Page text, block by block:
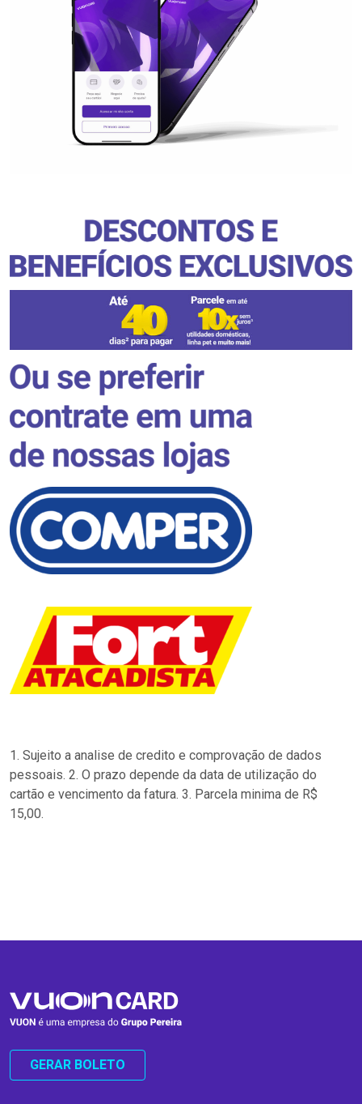
1. Sujeito a analise de credito e comprovação de dados
pessoais. 2. O prazo depende da data de utilização do
cartão e vencimento da fatura. 3. Parcela minima de R$
15,00.
GERAR BOLETO